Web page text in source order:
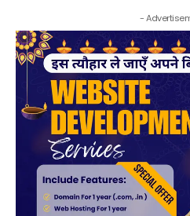
-